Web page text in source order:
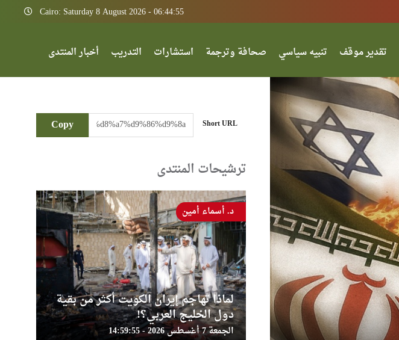
Cairo: Saturday 8 August 2026 - 06:44:55
تقدير موقف تنبيه سياسي صحافة وترجمة استشارات التدريب أخبار المنتدى
Short URL
Copy
ترشيحات المنتدى
لماذا تهاجم إيران الكويت أكثر من بقية
دول الخليج العربي؟!
الجمعة 7 أغسطس 2026 - 14:59:55
د. أسماء أمين